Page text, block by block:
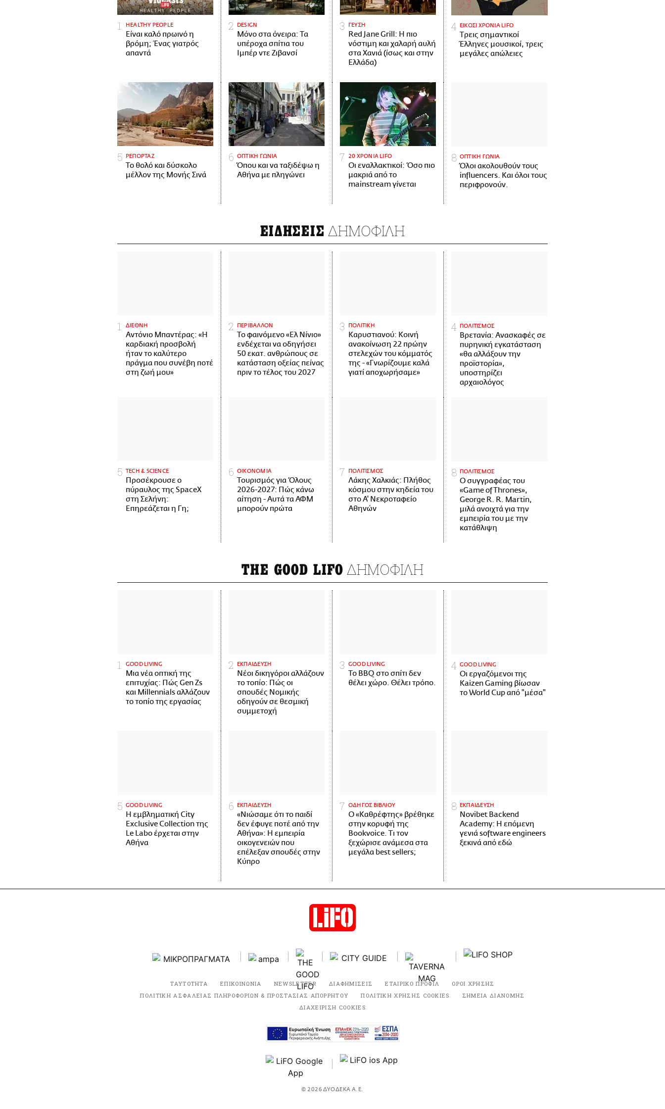
HEALTHY PEOPLE
Είναι καλό πρωινό η
βρόμη; Ένας γιατρός
απαντά
DESIGN
Μόνο στα όνειρα: Τα
υπέροχα σπίτια του
Ιμπέρ ντε Ζιβανσί
ΓΕΥΣΗ
Red Jane Grill: Η πιο
νόστιμη και χαλαρή αυλή
στα Χανιά (ίσως και στην
Ελλάδα)
ΕΙΚΟΣΙ ΧΡΟΝΙΑ LIFO
Tρεις σημαντικοί
Έλληνες μουσικοί, τρεις
μεγάλες απώλειες
ΡΕΠΟΡΤΑΖ
Το θολό και δύσκολο
μέλλον της Μονής Σινά
ΟΠΤΙΚΗ ΓΩΝΙΑ
Όπου και να ταξιδέψω η
Αθήνα με πληγώνει
20 ΧΡΟΝΙΑ LIFO
Οι εναλλακτικοί: Όσο πιο
μακριά από το
mainstream γίνεται
ΟΠΤΙΚΗ ΓΩΝΙΑ
Όλοι ακολουθούν τους
influencers. Και όλοι τους
περιφρονούν.
ΕΙΔΗΣΕΙΣ ΔΗΜΟΦΙΛΗ
ΔΙΕΘΝΗ
Αντόνιο Μπαντέρας: «Η
καρδιακή προσβολή
ήταν το καλύτερο
πράγμα που συνέβη ποτέ
στη ζωή μου»
ΠΕΡΙΒΑΛΛΟΝ
Το φαινόμενο «Ελ Νίνιο»
ενδέχεται να οδηγήσει
50 εκατ. ανθρώπους σε
κατάσταση οξείας πείνας
πριν το τέλος του 2027
ΠΟΛΙΤΙΚΗ
Καρυστιανού: Κοινή
ανακοίνωση 22 πρώην
στελεχών του κόμματός
της - «Γνωρίζουμε καλά
γιατί αποχωρήσαμε»
ΠΟΛΙΤΙΣΜΟΣ
Βρετανία: Ανασκαφές σε
πυρηνική εγκατάσταση
«θα αλλάξουν την
προϊστορία»,
υποστηρίζει
αρχαιολόγος
ΤECH & SCIENCE
Προσέκρουσε ο
πύραυλος της SpaceX
στη Σελήνη:
Επηρεάζεται η Γη;
ΟΙΚΟΝΟΜΙΑ
Τουρισμός για Όλους
2026-2027: Πώς κάνω
αίτηση - Αυτά τα ΑΦΜ
μπορούν πρώτα
ΠΟΛΙΤΙΣΜΟΣ
Λάκης Χαλκιάς: Πλήθος
κόσμου στην κηδεία του
στο Α' Νεκροταφείο
Αθηνών
ΠΟΛΙΤΙΣΜΟΣ
Ο συγγραφέας του
«Game of Thrones»,
George R. R. Martin,
μιλά ανοιχτά για την
εμπειρία του με την
κατάθλιψη
THE GOOD LIFO ΔΗΜΟΦΙΛΗ
GOOD LIVING
Μια νέα οπτική της
επιτυχίας: Πώς Gen Zs
και Millennials αλλάζουν
το τοπίο της εργασίας
ΕΚΠΑΙΔΕΥΣΗ
Νέοι δικηγόροι αλλάζουν
το τοπίο: Πώς οι
σπουδές Νομικής
οδηγούν σε θεσμική
συμμετοχή
GOOD LIVING
Το BBQ στο σπίτι δεν
θέλει χώρο. Θέλει τρόπο.
GOOD LIVING
Οι εργαζόμενοι της
Kaizen Gaming βίωσαν
το World Cup από "μέσα"
GOOD LIVING
Η εμβληματική City
Exclusive Collection της
Le Labo έρχεται στην
Αθήνα
ΕΚΠΑΙΔΕΥΣΗ
«Νιώσαμε ότι το παιδί
δεν έφυγε ποτέ από την
Αθήνα»: Η εμπειρία
οικογενειών που
επέλεξαν σπουδές στην
Κύπρο
ΟΔΗΓΟΣ ΒΙΒΛΙΟΥ
Ο «Καθρέφτης» βρέθηκε
στην κορυφή της
Bookvoice. Τι τον
ξεχώρισε ανάμεσα στα
μεγάλα best sellers;
ΕΚΠΑΙΔΕΥΣΗ
Novibet Backend
Academy: Η επόμενη
γενιά software engineers
ξεκινά από εδώ
ΤΑΥΤΟΤΗΤΑ ΕΠΙΚΟΙΝΩΝΙΑ NEWSLETTER ΔΙΑΦΗΜΙΣΕΙΣ ΕΤΑΙΡΙΚΟ ΠΡΟΦΙΛ
ΟΡΟΙ ΧΡΗΣΗΣ
ΠΟΛΙΤΙΚΗ ΑΣΦΑΛΕΙΑΣ ΠΛΗΡΟΦΟΡΙΩΝ & ΠΡΟΣΤΑΣΙΑΣ ΑΠΟΡΡΗΤΟΥ
ΠΟΛΙΤΙΚΗ ΧΡΗΣΗΣ COOKIES
ΣΗΜΕΙΑ ΔΙΑΝΟΜΗΣ
ΔΙΑΧΕΙΡΙΣΗ COOKIES
© 2026 ΔΥΟΔΕΚΑ Α.Ε.